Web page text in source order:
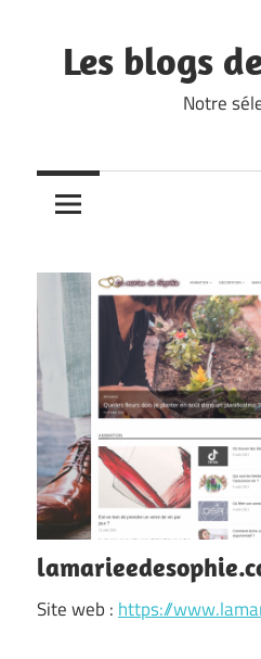
content
Les blogs
Notre
Site web : https://